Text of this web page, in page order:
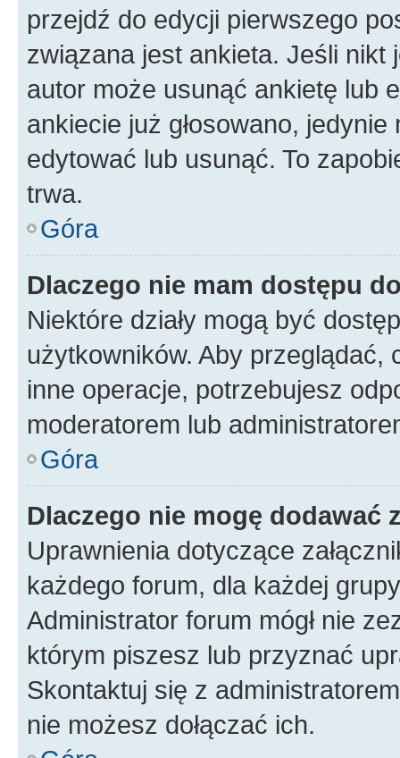
przejdź do edycji pierwszego
związana jest ankieta. Jeśli nikt
autor może usunąć ankietę lub
ankiecie już głosowano,
edytować lub usunąć. To
trwa.
Góra
Dlaczego nie mam dostępu
Niektóre działy mogą być
użytkowników. Aby
inne operacje, potrzebujesz
moderatorem lub
Góra
Dlaczego nie mogę dodawać
Uprawnienia dotyczące
każdego forum, dla każdej
Administrator forum mógł nie
którym piszesz lub przyznać
Skontaktuj się z
nie możesz dołączać ich.